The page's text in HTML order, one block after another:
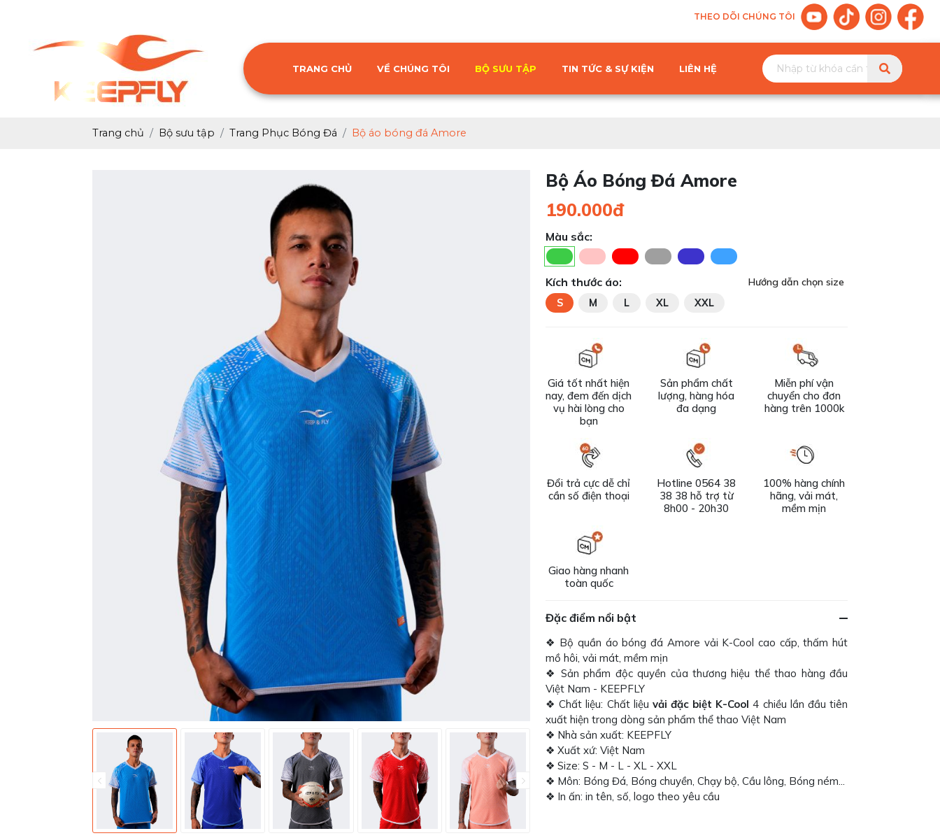
THEO DÕI CHÚNG TÔI
TRANG CHỦ VỀ CHÚNG TÔI BỘ SƯU TẬP TIN TỨC & SỰ KIỆN LIÊN HỆ
Trang chủ Bộ sưu tập Trang Phục Bóng Đá Bộ áo bóng đá Amore
Bộ Áo Bóng Đá Amore
190.000đ
Màu sắc:
Kích thước áo: Hướng dẫn chọn size
S M L XL XXL
Giá tốt nhất hiện
nay, đem đến dịch
vụ hài lòng cho
bạn
Sản phẩm chất
lượng, hàng hóa
đa dạng
Miễn phí vận
chuyển cho đơn
hàng trên 1000k
Đổi trả cực dễ chỉ
cần số điện thoại
Hotline 0564 38
38 38 hỗ trợ từ
8h00 - 20h30
100% hàng chính
hãng, vải mát,
mềm mịn
Giao hàng nhanh
toàn quốc
Đặc điểm nổi bật
❖ Bộ quần áo bóng đá Amore vải K-Cool cao cấp, thấm hút
mồ hôi, vải mát, mềm mịn
❖ Sản phẩm độc quyền của thương hiệu thể thao hàng đầu
Việt Nam - KEEPFLY
❖ Chất liệu: Chất liệu vải đặc biệt K-Cool 4 chiều lần đầu tiên
xuất hiện trong dòng sản phẩm thể thao Việt Nam
❖ Nhà sản xuất: KEEPFLY
❖ Xuất xứ: Việt Nam
❖ Size: S - M - L - XL - XXL
❖ Môn: Bóng Đá, Bóng chuyền, Chạy bộ, Cầu lông, Bóng ném...
❖ In ấn: in tên, số, logo theo yêu cầu